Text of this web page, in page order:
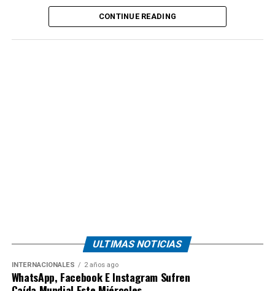
CONTINUE READING
ULTIMAS NOTICIAS
INTERNACIONALES 2 años ago
WhatsApp, Facebook E Instagram Sufren